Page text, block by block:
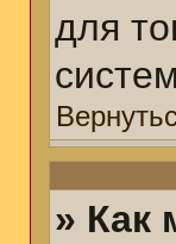
для
» Как